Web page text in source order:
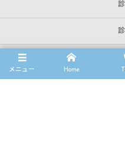
クリ
メニュー Home